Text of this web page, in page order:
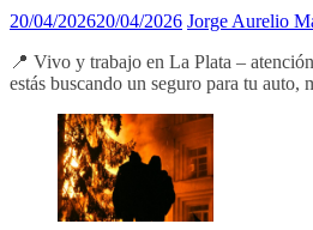
20/04/202620/04/2026 Jorge Aurelio
📍 Vivo y trabajo en La Plata –
estás buscando un seguro para tu auto,